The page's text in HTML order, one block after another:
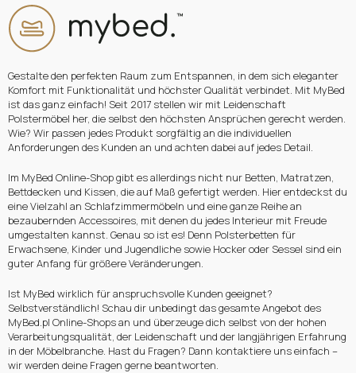
Gestalte den perfekten Raum zum Entspannen, in dem sich eleganter
Komfort mit Funktionalität und höchster Qualität verbindet. Mit MyBed
ist das ganz einfach! Seit 2017 stellen wir mit Leidenschaft
Polstermöbel her, die selbst den höchsten Ansprüchen gerecht werden.
Wie? Wir passen jedes Produkt sorgfältig an die individuellen
Anforderungen des Kunden an und achten dabei auf jedes Detail.
Im MyBed Online-Shop gibt es allerdings nicht nur Betten, Matratzen,
Bettdecken und Kissen, die auf Maß gefertigt werden. Hier entdeckst du
eine Vielzahl an Schlafzimmermöbeln und eine ganze Reihe an
bezaubernden Accessoires, mit denen du jedes Interieur mit Freude
umgestalten kannst. Genau so ist es! Denn Polsterbetten für
Erwachsene, Kinder und Jugendliche sowie Hocker oder Sessel sind ein
guter Anfang für größere Veränderungen.
Ist MyBed wirklich für anspruchsvolle Kunden geeignet?
Selbstverständlich! Schau dir unbedingt das gesamte Angebot des
MyBed.pl Online-Shops an und überzeuge dich selbst von der hohen
Verarbeitungsqualität, der Leidenschaft und der langjährigen Erfahrung
in der Möbelbranche. Hast du Fragen? Dann kontaktiere uns einfach –
wir werden deine Fragen gerne beantworten.